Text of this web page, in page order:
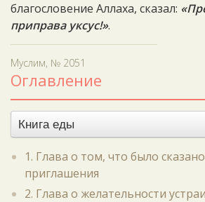
благословение Аллаха, сказал:
приправа уксус!».
Муслим, № 2051
Оглавление
Книга еды
1. Глава о том, что было
приглашения
2. Глава о желательности